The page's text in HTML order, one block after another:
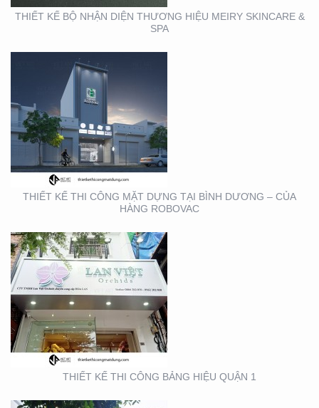
THIẾT KẾ BỘ NHẬN DIỆN THƯƠNG HIỆU MEIRY SKINCARE &
SPA
THIẾT KẾ THI CÔNG MẶT DỰNG TẠI BÌNH DƯƠNG – CỦA
HÀNG ROBOVAC
THIẾT KẾ THI CÔNG
BẢNG HIỆU QUẬN 1
THIẾT KẾ THI CÔNG BẢNG HIỆU QUẬN 1
THIẾT KẾ THI CÔNG
BẢNG HIỆU NHA KHOA
TẠI TP. HỒ CHÍ MINH